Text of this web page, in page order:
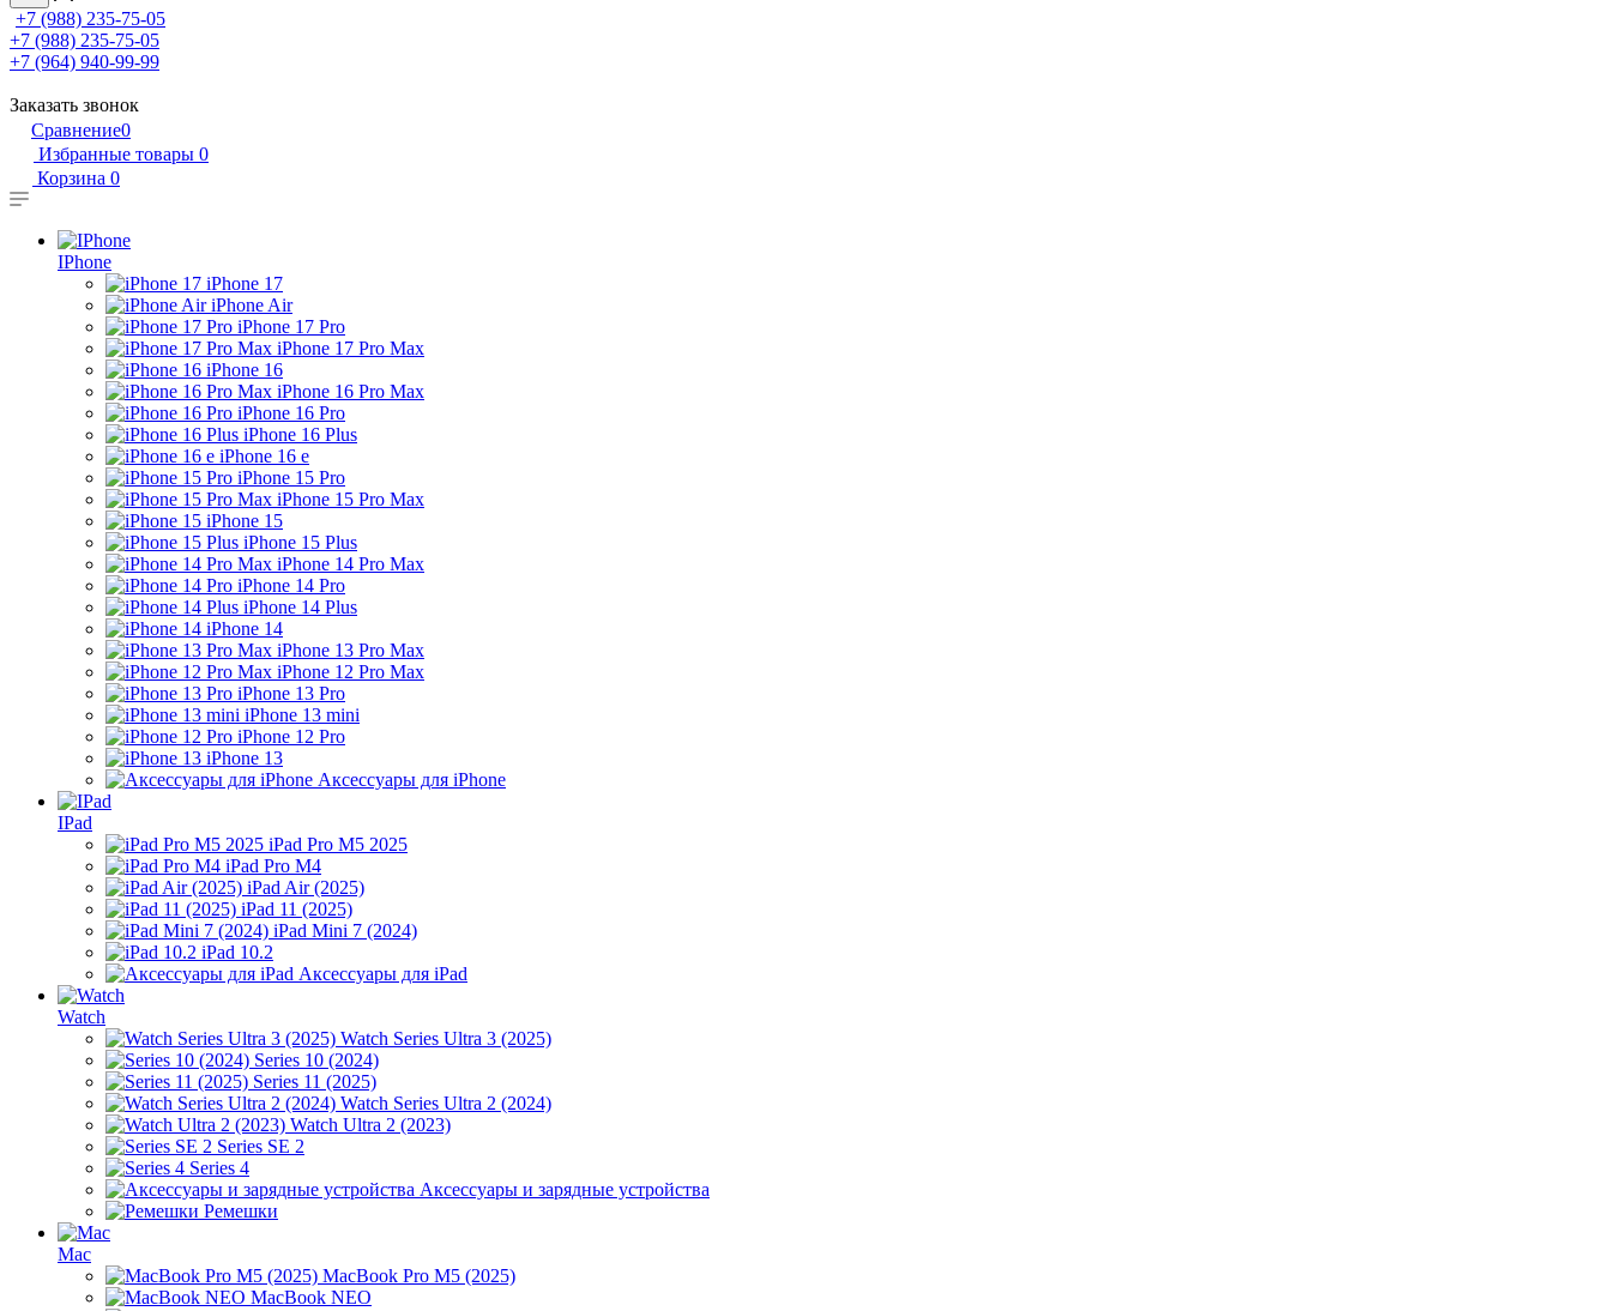
+7 (988) 235-75-05
+7 (988) 235-75-05
+7 (964) 940-99-99
Заказать звонок
Сравнение0
Избранные товары 0
Корзина 0
IPhone
iPhone 17
iPhone Air
iPhone 17 Pro
iPhone 17 Pro Max
iPhone 16
iPhone 16 Pro Max
iPhone 16 Pro
iPhone 16 Plus
iPhone 16 e
iPhone 15 Pro
iPhone 15 Pro Max
iPhone 15
iPhone 15 Plus
iPhone 14 Pro Max
iPhone 14 Pro
iPhone 14 Plus
iPhone 14
iPhone 13 Pro Max
iPhone 12 Pro Max
iPhone 13 Pro
iPhone 13 mini
iPhone 12 Pro
iPhone 13
Аксессуары для iPhone
IPad
iPad Pro M5 2025
iPad Pro M4
iPad Air (2025)
iPad 11 (2025)
iPad Mini 7 (2024)
iPad 10.2
Аксессуары для iPad
Watch
Watch Series Ultra 3 (2025)
Series 10 (2024)
Series 11 (2025)
Watch Series Ultra 2 (2024)
Watch Ultra 2 (2023)
Series SE 2
Series 4
Аксессуары и зарядные устройства
Ремешки
Mac
MacBook Pro M5 (2025)
MacBook NEO